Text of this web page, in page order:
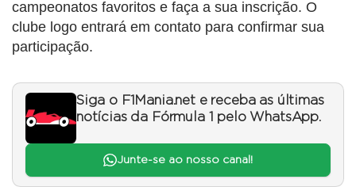
campeonatos favoritos e faça a sua inscrição. O
clube logo entrará em contato para confirmar sua
participação.
Siga o F1Mania.net e receba as últimas
notícias da Fórmula 1 pelo WhatsApp.
Junte-se ao nosso canal!